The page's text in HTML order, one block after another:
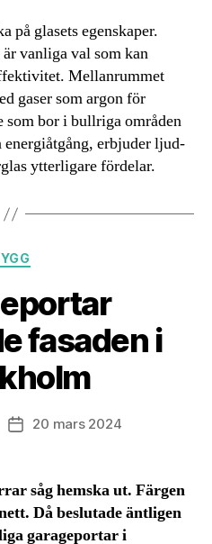
på glasets egenskaper.
vanliga val som kan
Mellanrummet
gaser som argon för
bor i bullriga områden
erbjuder ljud-
ytterligare fördelar.
Kategorier
fasaden i
Inläggsdatum
20 mars 2024
såg hemska ut. Färgen
Då beslutade äntligen
garageportar i